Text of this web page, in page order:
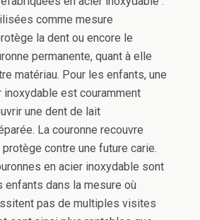
comme mesure
la dent ou encore le
permanente, quant à elle
matériau. Pour les enfants, une
inoxydable est couramment
une dent de lait
La couronne recouvre
contre une future carie.
en acier inoxydable sont
dans la mesure où
pas de multiples visites